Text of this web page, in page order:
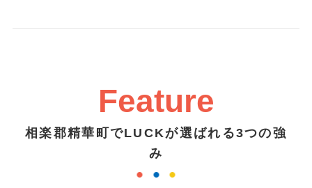
Feature
相楽郡精華町でLUCKが選ばれる3つの強
み